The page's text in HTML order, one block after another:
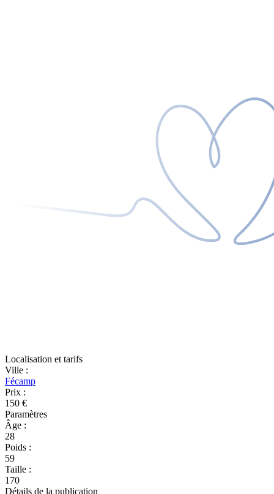
Localisation et tarifs
Ville :
Fécamp
Prix :
150 €
Paramètres
Âge :
28
Poids :
59
Taille :
170
Détails de la publication